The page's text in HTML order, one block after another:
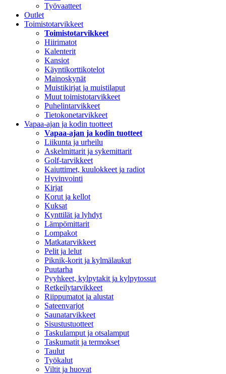
Työvaatteet
Outlet
Toimistotarvikkeet
Toimistotarvikkeet
Hiirimatot
Kalenterit
Kansiot
Käyntikorttikotelot
Mainoskynät
Muistikirjat ja muistilaput
Muut toimistotarvikkeet
Puhelintarvikkeet
Tietokonetarvikkeet
Vapaa-ajan ja kodin tuotteet
Vapaa-ajan ja kodin tuotteet
Liikunta ja urheilu
Askelmittarit ja sykemittarit
Golf-tarvikkeet
Kaiuttimet, kuulokkeet ja radiot
Hyvinvointi
Kirjat
Korut ja kellot
Kuksat
Kynttilät ja lyhdyt
Lämpömittarit
Lompakot
Matkatarvikkeet
Pelit ja lelut
Piknik-korit ja kylmälaukut
Puutarha
Pyyhkeet, kylpytakit ja kylpytossut
Retkeilytarvikkeet
Riippumatot ja alustat
Sateenvarjot
Saunatarvikkeet
Sisustustuotteet
Taskulamput ja otsalamput
Taskumatit ja termokset
Taulut
Työkalut
Viltit ja huovat